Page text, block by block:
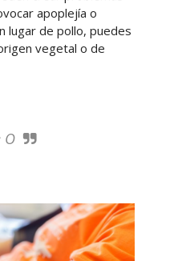
apoplejía o
lugar de pollo, puedes
vegetal o de
O